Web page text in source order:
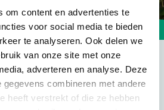
om content en advertenties te
voor social media te bieden
te analyseren. Ook delen we
van onze site met onze
adverteren en analyse. Deze
gegevens combineren met andere
heeft verstrekt of die ze hebben
Vorige foto
ZO
...